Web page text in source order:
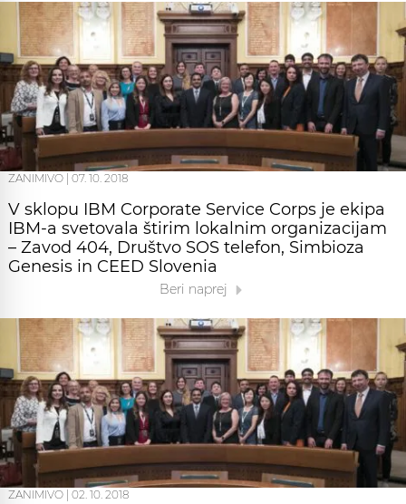
ZANIMIVO 07. 10. 2018
V sklopu IBM Corporate Service Corps je ekipa
IBM-a svetovala štirim lokalnim organizacijam
– Zavod 404, Društvo SOS telefon, Simbioza
Genesis in CEED Slovenia
Beri naprej
ZANIMIVO 02. 10. 2018